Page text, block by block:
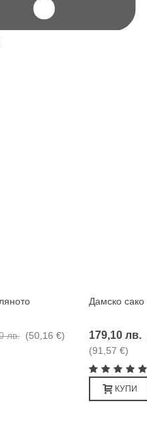
лв. (50,16 €)
Дамско
179,10 лв.
(91,57 €)
КУПИ